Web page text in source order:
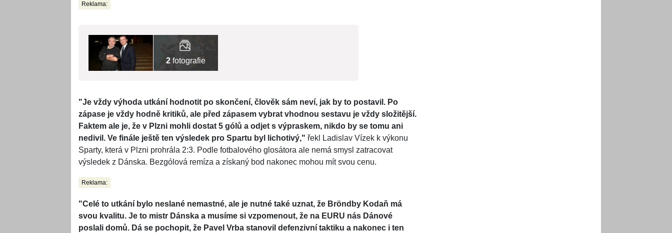
Reklama:
2 fotografie
"Je vždy výhoda utkání hodnotit po skončení, člověk sám neví, jak by to postavil. Po
zápase je vždy hodně kritiků, ale před zápasem vybrat vhodnou sestavu je vždy složitější.
Faktem ale je, že v Plzni mohli dostat 5 gólů a odjet s výpraskem, nikdo by se tomu ani
nedivil. Ve finále ještě ten výsledek pro Spartu byl lichotivý," řekl Ladislav Vízek k výkonu
Sparty, která v Plzni prohrála 2:3. Podle fotbalového glosátora ale nemá smysl zatracovat
výsledek z Dánska. Bezgólová remíza a získaný bod nakonec mohou mít svou cenu.
Reklama:
"Celé to utkání bylo neslané nemastné, ale je nutné také uznat, že Bröndby Kodaň má
svou kvalitu. Je to mistr Dánska a musíme si vzpomenout, že na EURU nás Dánové
poslali domů. Dá se pochopit, že Pavel Vrba stanovil defenzivní taktiku a nakonec i ten